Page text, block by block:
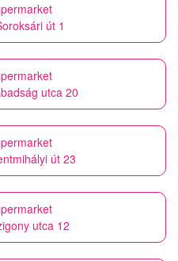
út 1
utca 20
út 23
utca 12